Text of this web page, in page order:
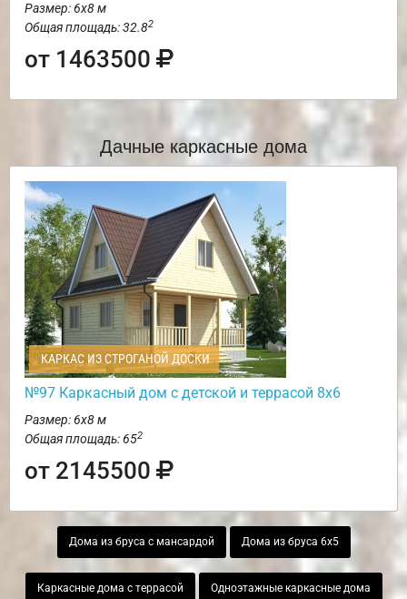
Размер: 6х8 м
Общая площадь: 32.82
от 1463500
Дачные каркасные дома
КАРКАС ИЗ СТРОГАНОЙ ДОСКИ
№97 Каркасный дом с детской и террасой 8х6
Размер: 6х8 м
Общая площадь: 652
от 2145500
Дома из бруса с мансардой Дома из бруса 6х5
Каркасные дома с террасой Одноэтажные каркасные дома